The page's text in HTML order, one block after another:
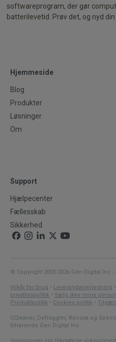
softwareprogram, der gør
batterilevetid. Prøv det, og nyd din
Hjemmeside
Blog
Produkter
Løsninger
Om
Support
Hjælpecenter
Fællesskab
Sikkerhed
© Copyright 2005-2026 Gen Digital Inc
Vilkår for brug • Leverandørvejledning •
privatlivspolitik • Sælg ikke mine
Produktpolitik • Cookies politik •
CCleaner, Defraggler, Recuva og
tilhørende Gen Digital Inc.
Oplysninger om tilknyttede